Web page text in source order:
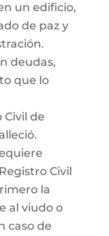
un edificio,
de paz y
deudas,
que lo
de
Civil
la
al viudo o
caso de